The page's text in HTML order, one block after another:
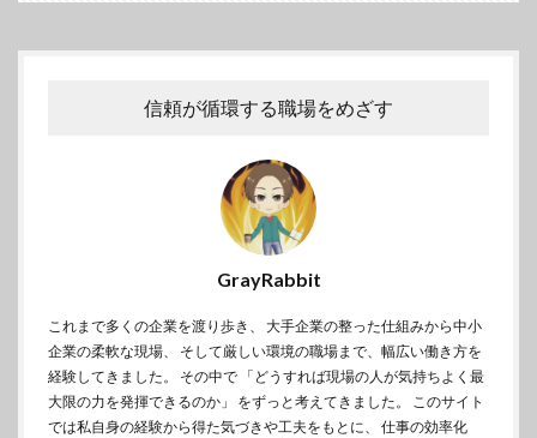
信頼が循環する職場をめざす
GrayRabbit
これまで多くの企業を渡り歩き、 大手企業の整った仕組みから中小
企業の柔軟な現場、 そして厳しい環境の職場まで、幅広い働き方を
経験してきました。 その中で 「どうすれば現場の人が気持ちよく最
大限の力を発揮できるのか」 をずっと考えてきました。 このサイト
では私自身の経験から得た気づきや工夫をもとに、 仕事の効率化